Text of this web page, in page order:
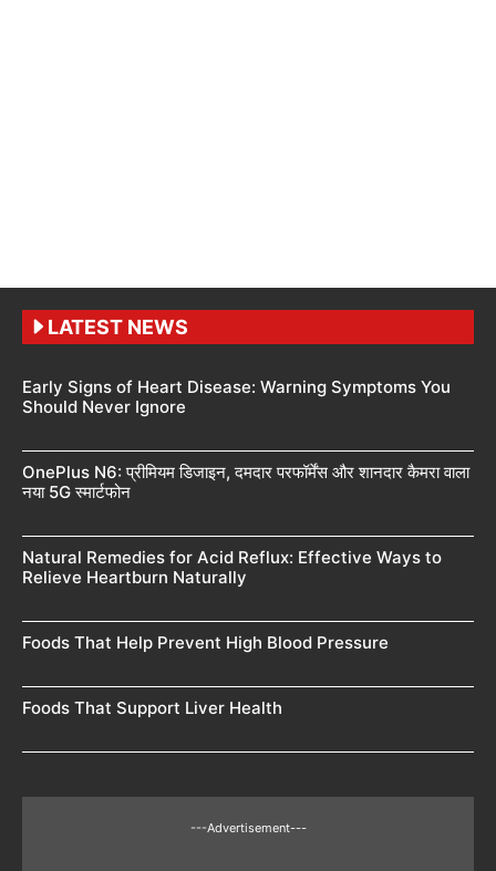
LATEST NEWS
Early Signs of Heart Disease: Warning Symptoms You
Should Never Ignore
OnePlus N6: प्रीमियम डिजाइन, दमदार परफॉर्मेंस और शानदार कैमरा वाला
नया 5G स्मार्टफोन
Natural Remedies for Acid Reflux: Effective Ways to
Relieve Heartburn Naturally
Foods That Help Prevent High Blood Pressure
Foods That Support Liver Health
---Advertisement---